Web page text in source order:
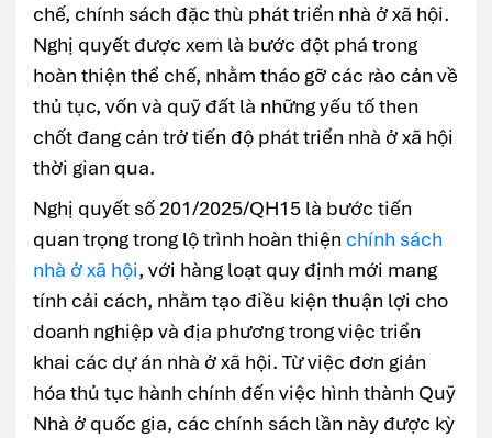
chế, chính sách đặc thù phát triển nhà ở xã hội.
Nghị quyết được xem là bước đột phá trong
hoàn thiện thể chế, nhằm tháo gỡ các rào cản về
thủ tục, vốn và quỹ đất là những yếu tố then
chốt đang cản trở tiến độ phát triển nhà ở xã hội
thời gian qua.
Nghị quyết số 201/2025/QH15 là bước tiến
quan trọng trong lộ trình hoàn thiện chính sách
nhà ở xã hội, với hàng loạt quy định mới mang
tính cải cách, nhằm tạo điều kiện thuận lợi cho
doanh nghiệp và địa phương trong việc triển
khai các dự án nhà ở xã hội. Từ việc đơn giản
hóa thủ tục hành chính đến việc hình thành Quỹ
Nhà ở quốc gia, các chính sách lần này được kỳ